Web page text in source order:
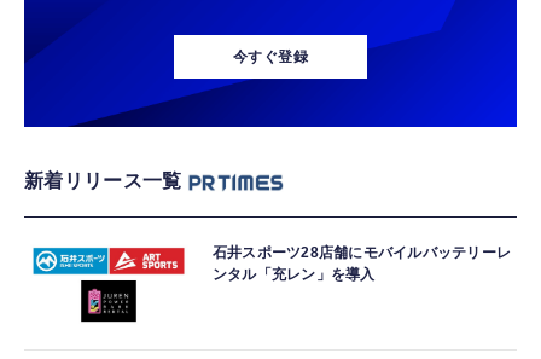
今すぐ登録
新着リリース一覧
石井スポーツ28店舗にモバイルバッテリーレ
ンタル「充レン」を導入